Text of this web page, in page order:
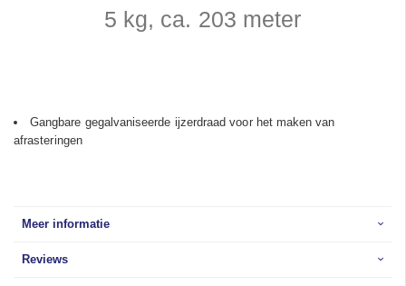
5 kg, ca. 203 meter
Gangbare gegalvaniseerde ijzerdraad voor het maken van
afrasteringen
Meer informatie
Reviews